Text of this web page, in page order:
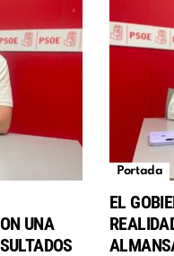
UNA
Portada
EL